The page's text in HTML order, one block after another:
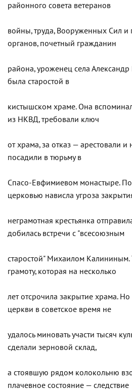
районного совета ветеранов
войны, труда, Вооруженных Сил и
органов, почетный гражданин
района, уроженец села
была старостой в
кистышском храме. Она
из НКВД, требовали ключ
от храма, за отказ — арестовали и
посадили в тюрьму в
Спасо-Евфимиевом монастыре.
церковью нависла угроза
неграмотная крестьянка
добилась встречи с "всесоюзным
старостой" Михаилом
грамоту, которая на несколько
лет отсрочила закрытие храма.
церкви в советское время не
удалось миновать участи тысяч
сделали зерновой склад,
а стоявшую рядом колокольню
плачевное состояние — следствие